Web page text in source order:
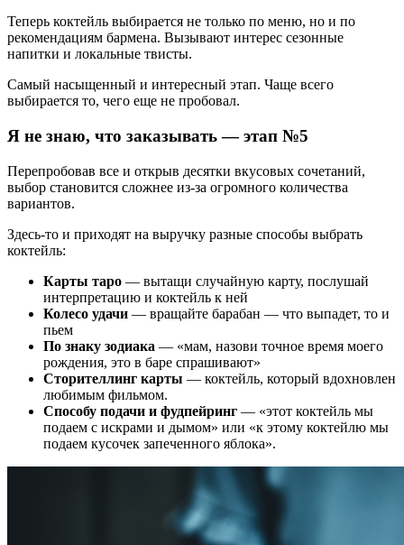
Теперь коктейль выбирается не только по меню, но и по
рекомендациям бармена. Вызывают интерес сезонные
напитки и локальные твисты.
Самый насыщенный и интересный этап. Чаще всего
выбирается то, чего еще не пробовал.
Я не знаю, что заказывать— этап №5
Перепробовав все и открыв десятки вкусовых сочетаний,
выбор становится сложнее из-за огромного количества
вариантов.
Здесь-то и приходят на выручку разные способы выбрать
коктейль:
Карты таро — вытащи случайную карту, послушай
интерпретацию и коктейль к ней
Колесо удачи — вращайте барабан — что выпадет, то и
пьем
По знаку зодиака — «мам, назови точное время моего
рождения, это в баре спрашивают»
Сторителлинг карты — коктейль, который вдохновлен
любимым фильмом.
Способу подачи и фудпейринг — «этот коктейль мы
подаем с искрами и дымом» или «к этому коктейлю мы
подаем кусочек запеченного яблока».